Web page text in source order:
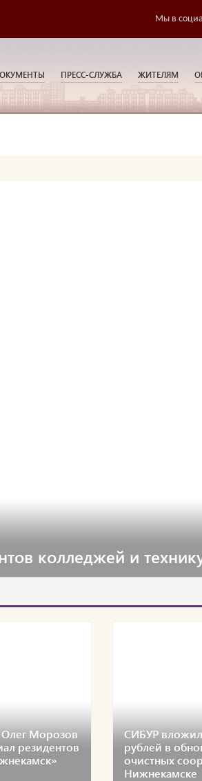
Мы в
ПРЕСС-СЛУЖБА ЖИТЕЛЯМ
колледжей и
Олег Морозов
резидентов
СИБУР
рублей в
очистных
Нижнекамске